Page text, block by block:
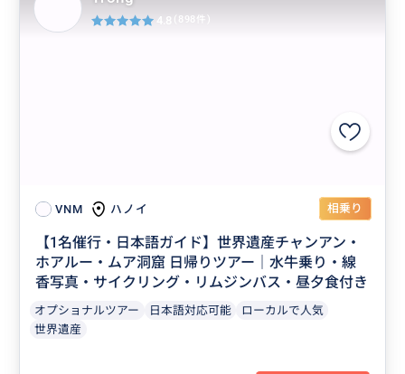
VNM ハノイ 相乗り
【1名催行・日本語ガイド】世界遺産チャンアン・
ホアルー・ムア洞窟 日帰りツアー｜水牛乗り・線
香写真・サイクリング・リムジンバス・昼夕食付き
オプショナルツアー 日本語対応可能
ローカルで人気
世界遺産
4.8 (898件)